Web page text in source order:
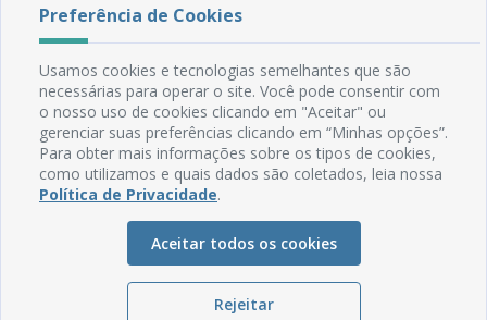
Rua do Imperador, 78, Centro
CEP: 58.280-000 - Mamanguape/PB
Email: comunicacao@mamanguape.pb.gov.br
Expediente: Segunda à Sexta, das 08h às 13h
Mapa do Site
Perguntas frequentes
Manual de Navegação
Glossário
Ouvidoria
Serviços Internos
Preferência de Cookies
Usamos cookies e tecnologias semelhantes que são
necessárias para operar o site. Você pode consentir com
o nosso uso de cookies clicando em "Aceitar" ou
gerenciar suas preferências clicando em “Minhas opções”.
Para obter mais informações sobre os tipos de cookies,
como utilizamos e quais dados são coletados, leia nossa
Política de Privacidade.
Aceitar todos os cookies
Rejeitar